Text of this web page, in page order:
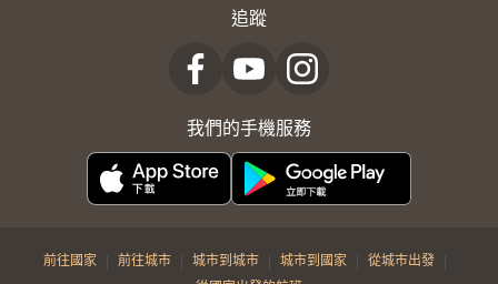
追蹤
我們的手機服務
前往國家 | 前往城市 | 城市到城市 | 城市到國家 | 從城市出發 |